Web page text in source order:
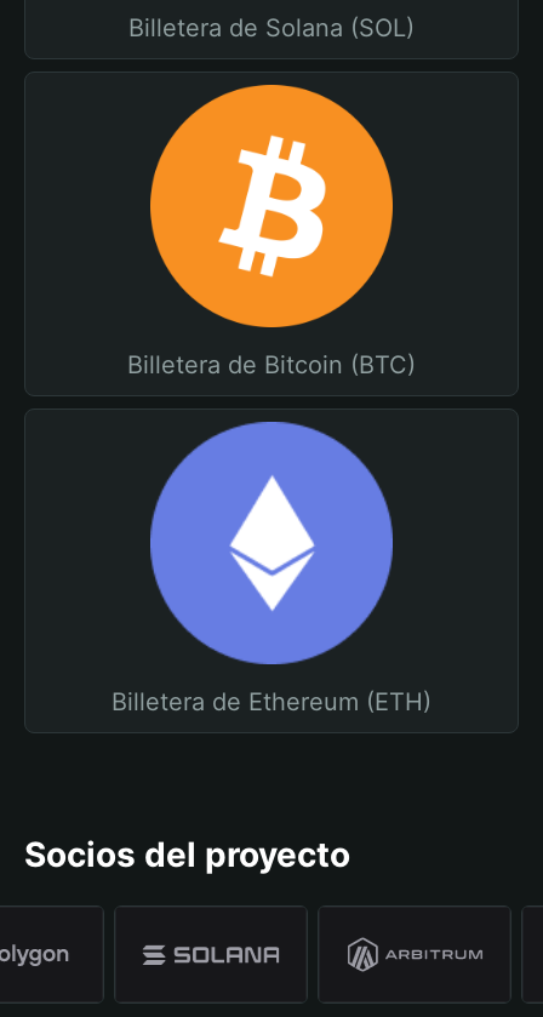
Billetera de Solana (SOL)
Billetera de Bitcoin (BTC)
Billetera de Ethereum (ETH)
Socios del proyecto